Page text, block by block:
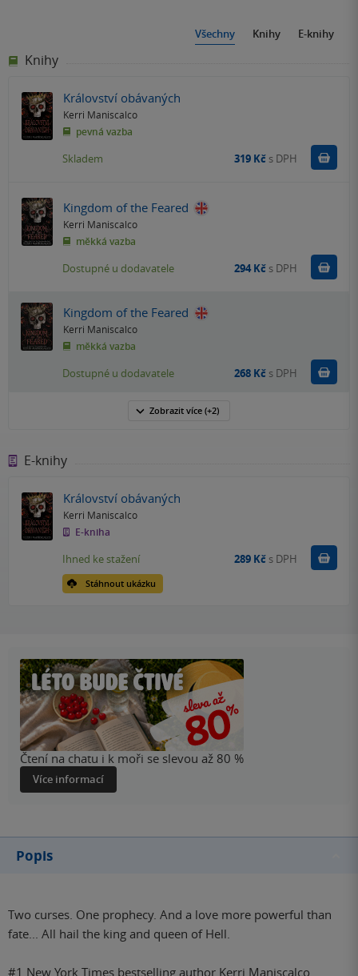
Všechny Knihy E-knihy
Knihy
Království obávaných
Kerri Maniscalco
pevná vazba
Skladem 319 Kč s DPH
Kingdom of the Feared
Kerri Maniscalco
měkká vazba
Dostupné u dodavatele 294 Kč s DPH
Kingdom of the Feared
Kerri Maniscalco
měkká vazba
Dostupné u dodavatele 268 Kč s DPH
Zobrazit více (+2)
E-knihy
Království obávaných
Kerri Maniscalco
E-kniha
Stáhnout ukázku
Ihned ke stažení 289 Kč s DPH Koupit
Čtení na chatu i k moři se slevou až 80 %
Více informací
Popis
Two curses. One prophecy. And a love more powerful than
fate... All hail the king and queen of Hell.
#1 New York Times bestselling author Kerri Maniscalco